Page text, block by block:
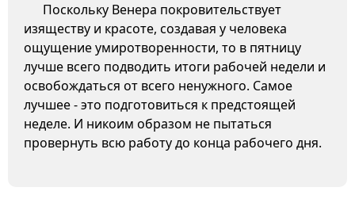
Поскольку Венера покровительствует
изяществу и красоте, создавая у человека
ощущение умиротворенности, то в пятницу
лучше всего подводить итоги рабочей недели и
освобождаться от всего ненужного. Самое
лучшее - это подготовиться к предстоящей
неделе. И никоим образом не пытаться
провернуть всю работу до конца рабочего дня.